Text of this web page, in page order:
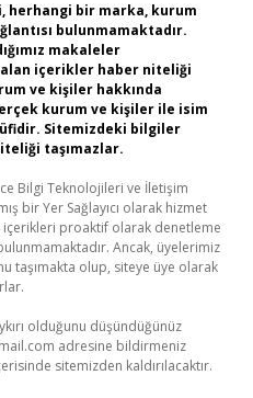
herhangi bir marka, kurum
bulunmamaktadır.
makaleler
alan içerikler haber niteliği
ve kişiler hakkında
kurum ve kişiler ile isim
Sitemizdeki bilgiler
taşımazlar.
Bilgi Teknolojileri ve İletişim
bir Yer Sağlayıcı olarak hizmet
proaktif olarak denetleme
Ancak, üyelerimiz
taşımakta olup, siteye üye olarak
olduğunu düşündüğünüz
adresine bildirmeniz
sitemizden kaldırılacaktır.